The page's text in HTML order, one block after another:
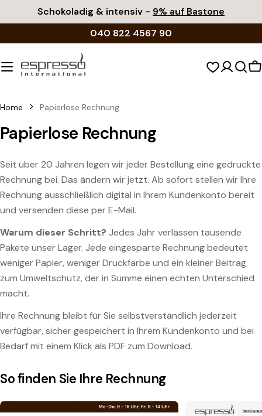
Inhalt
Schokoladig & intensiv - 9% auf Bastone
040 822 4567 90
Home Papierlose Rechnung
Papierlose Rechnung
Seit über 20 Jahren legen wir jeder Bestellung eine gedruckte
Rechnung bei. Das ändern wir jetzt. Ab sofort stellen wir Ihre
Rechnung ausschließlich digital in Ihrem Kundenkonto bereit
und versenden diese per E-Mail.
Warum dieser Schritt? Jedes Jahr verlassen tausende
Pakete unser Lager. Jede eingesparte Rechnung bedeutet
weniger Papier, weniger Druckfarbe und ein kleiner Beitrag
zum Umweltschutz, der in Summe einen echten Unterschied
macht.
Ihre Rechnung bleibt für Sie selbstverständlich jederzeit
verfügbar, sicher gespeichert in Ihrem Kundenkonto und bei
Bedarf mit einem Klick als PDF zum Download.
So finden Sie Ihre Rechnung